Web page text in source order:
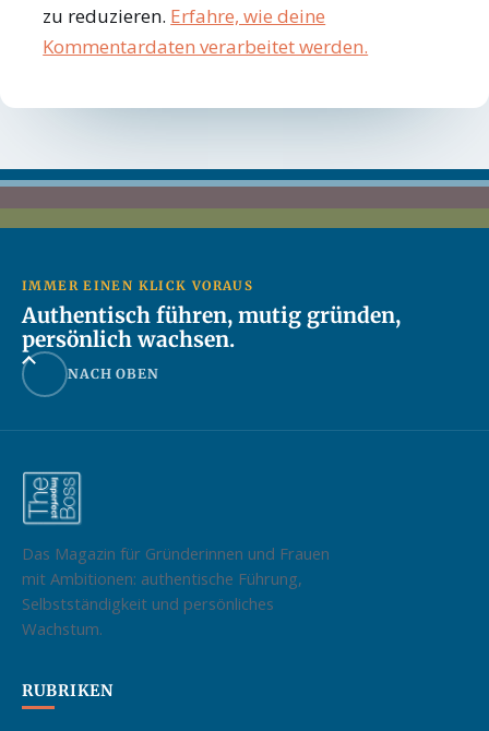
zu reduzieren. Erfahre, wie deine
Kommentardaten verarbeitet werden.
IMMER EINEN KLICK VORAUS
Authentisch führen, mutig gründen,
persönlich wachsen.
NACH OBEN
Das Magazin für Gründerinnen und Frauen
mit Ambitionen: authentische Führung,
Selbstständigkeit und persönliches
Wachstum.
RUBRIKEN